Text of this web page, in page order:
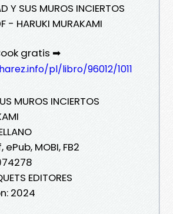
Y SUS MUROS INCIERTOS
HARUKI MURAKAMI
gratis ➡
pl/libro/96012/1011
MUROS INCIERTOS
MOBI, FB2
EDITORES
2024